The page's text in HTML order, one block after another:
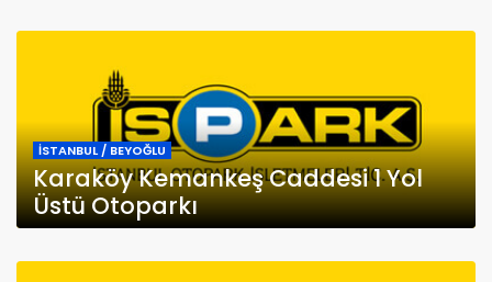
İSTANBUL / BEYOĞLU
Karaköy Kemankeş Caddesi 1 Yol
Üstü Otoparkı